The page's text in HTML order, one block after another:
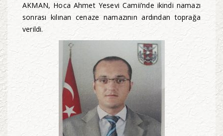
AKMAN, Hoca Ahmet Yesevi Camii’nde ikindi namazı
sonrası kılınan cenaze namazının ardından toprağa
verildi.